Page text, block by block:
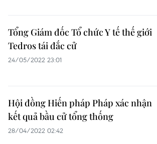
Tổng Giám đốc Tổ chức Y tế thế giới
Tedros tái đắc cử
24/05/2022 23:01
Hội đồng Hiến pháp Pháp xác nhận
kết quả bầu cử tổng thống
28/04/2022 02:42